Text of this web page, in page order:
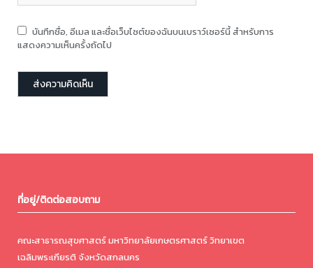
บันทึกชื่อ, อีเมล และชื่อเว็บไซต์ของฉันบนเบราว์เซอร์นี้ สำหรับการ
แสดงความเห็นครั้งถัดไป
ที่อยู่/ติดต่อสอบถาม
คณะสาธารณสุขศาสตร์ มหาวิทยาลัยเกษตรศาสตร์ วิทยาเขต
เฉลิมพระเกียรติ จังหวัดสกลนคร